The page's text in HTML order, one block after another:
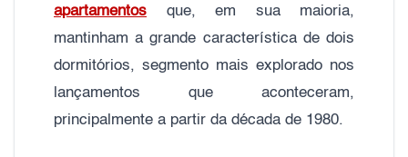
apartamentos que, em sua maioria,
mantinham a grande característica de dois
dormitórios, segmento mais explorado nos
lançamentos que aconteceram,
principalmente a partir da década de 1980.